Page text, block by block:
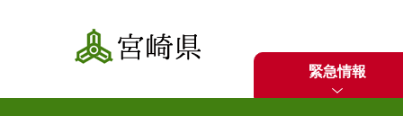
宮崎県
緊急情報